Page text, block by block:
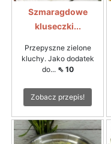
Szmaragdowe
kluseczki...
Przepyszne zielone
kluchy. Jako dodatek
do... ⇖ 10
Zobacz przepis!